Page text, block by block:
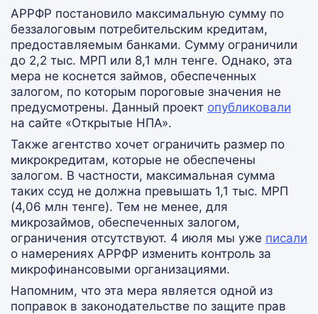
АРРФР постановило максимальную сумму по
беззалоговым потребительским кредитам,
предоставляемым банками. Сумму ограничили
до 2,2 тыс. МРП или 8,1 млн тенге. Однако, эта
мера не коснется займов, обеспеченных
залогом, по которым пороговые значения не
предусмотрены. Данный проект опубликовали
на сайте «Открытые НПА».
Также агентство хочет ограничить размер по
микрокредитам, которые не обеспечены
залогом. В частности, максимальная сумма
таких ссуд не должна превышать 1,1 тыс. МРП
(4,06 млн тенге). Тем не менее, для
микрозаймов, обеспеченных залогом,
ограничения отсутствуют. 4 июля мы уже писали
о намерениях АРРФР изменить контроль за
микрофинансовыми организациями.
Напомним, что эта мера является одной из
поправок в законодательстве по защите прав